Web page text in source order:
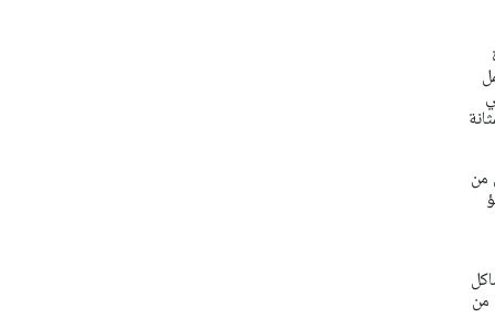
من
العملية القيصرية، وذلك مقارنةً مع نحو 6% من